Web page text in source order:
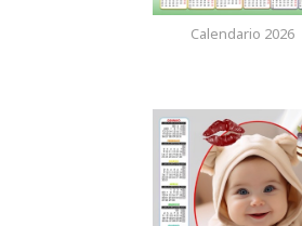
Calendario 2026